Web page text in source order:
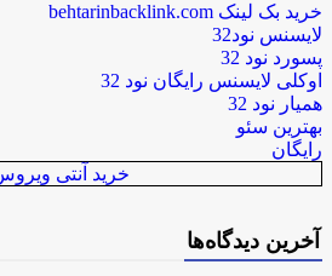
خرید بک لینک behtarinbacklink.com
لایسنس نود32
پسورد نود 32
اوکلی لایسنس رایگان نود 32
همیار نود 32
بهترین سئو
رایگان
خرید آنتی ویروس
آخرین دیدگاه‌ها